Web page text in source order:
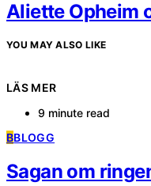
Aliette Opheim
YOU MAY ALSO LIKE
LÄS MER
9 minute read
BBLOGG
Sagan om